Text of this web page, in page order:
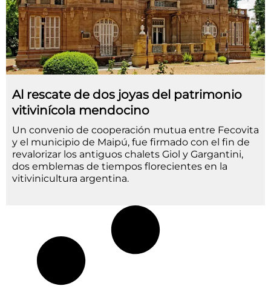
Al rescate de dos joyas del patrimonio
vitivinícola mendocino
Un convenio de cooperación mutua entre Fecovita
y el municipio de Maipú, fue firmado con el fin de
revalorizar los antiguos chalets Giol y Gargantini,
dos emblemas de tiempos florecientes en la
vitivinicultura argentina.